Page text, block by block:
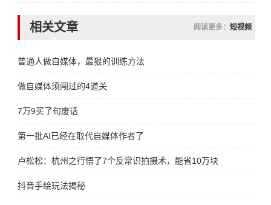
相关文章 阅读更多： 短视频
普通人做自媒体，最狠的训练方法
做自媒体须闯过的4道关
7万9买了句废话
第一批AI已经在取代自媒体作者了
卢松松：杭州之行悟了7个反常识拍摄术，能省10万块
抖音手绘玩法揭秘